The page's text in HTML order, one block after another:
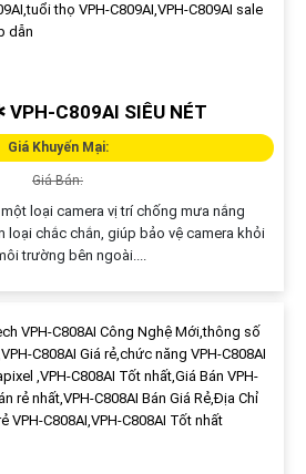
VPH-C809AI SIÊU NÉT
Giá Khuyến Mại:
Giá Bán:
một loại camera vị trí chống mưa nắng
loại chắc chắn, giúp bảo vệ camera khỏi
trường bên ngoài....